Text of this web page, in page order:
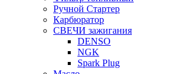
Ручной Стартер
Карбюратор
СВЕЧИ зажигания
DENSO
NGK
Spark Plug